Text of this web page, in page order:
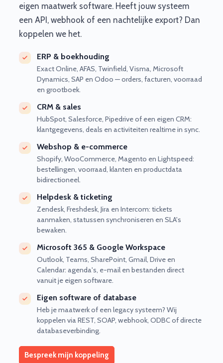
eigen maatwerk software. Heeft jouw systeem
een API, webhook of een nachtelijke export? Dan
koppelen we het.
ERP & boekhouding
Exact Online, AFAS, Twinfield, Visma, Microsoft
Dynamics, SAP en Odoo — orders, facturen, voorraad
en grootboek.
CRM & sales
HubSpot, Salesforce, Pipedrive of een eigen CRM:
klantgegevens, deals en activiteiten realtime in sync.
Webshop & e-commerce
Shopify, WooCommerce, Magento en Lightspeed:
bestellingen, voorraad, klanten en productdata
bidirectioneel.
Helpdesk & ticketing
Zendesk, Freshdesk, Jira en Intercom: tickets
aanmaken, statussen synchroniseren en SLA's
bewaken.
Microsoft 365 & Google Workspace
Outlook, Teams, SharePoint, Gmail, Drive en
Calendar: agenda's, e-mail en bestanden direct
vanuit je eigen software.
Eigen software of database
Heb je maatwerk of een legacy systeem? Wij
koppelen via REST, SOAP, webhook, ODBC of directe
databaseverbinding.
Bespreek mijn koppeling